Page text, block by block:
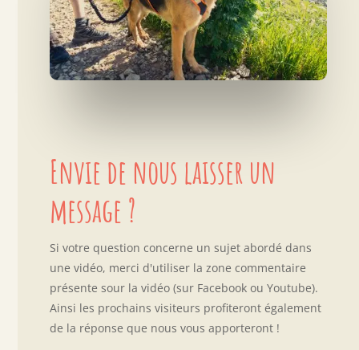
Envie de nous laisser un
message ?
Si votre question concerne un sujet abordé dans
une vidéo, merci d'utiliser la zone commentaire
présente sour la vidéo (sur Facebook ou Youtube).
Ainsi les prochains visiteurs profiteront également
de la réponse que nous vous apporteront !